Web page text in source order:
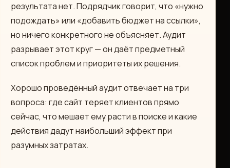
результата нет. Подрядчик говорит, что «нужно
подождать» или «добавить бюджет на ссылки»,
но ничего конкретного не объясняет. Аудит
разрывает этот круг — он даёт предметный
список проблем и приоритеты их решения.
Хорошо проведённый аудит отвечает на три
вопроса: где сайт теряет клиентов прямо
сейчас, что мешает ему расти в поиске и какие
действия дадут наибольший эффект при
разумных затратах.